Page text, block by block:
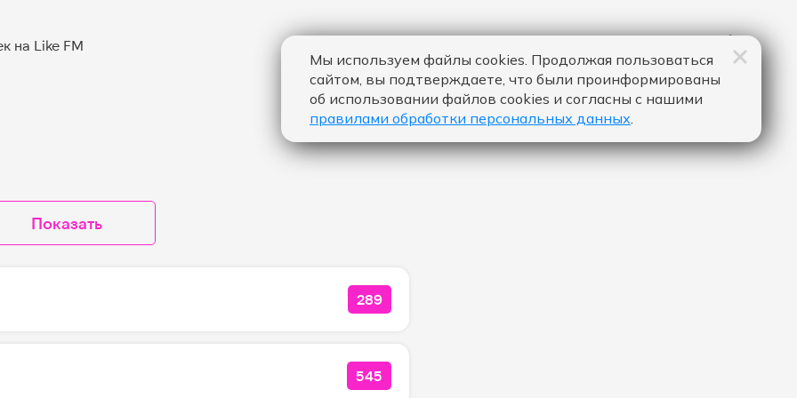
Показать
КОЛИЧЕСТВО ЛАЙКОВ ЗА "TAKE ME THERE - DA TI":
289
КОЛИЧЕСТВО ЛАЙКОВ ЗА "FEVER DREAM - ALEX WARREN":
545
Мы используем файлы cookies. Продолжая пользоваться
сайтом, вы подтверждаете, что были проинформированы
об использовании файлов cookies и согласны с нашими
правилами обработки персональных данных.